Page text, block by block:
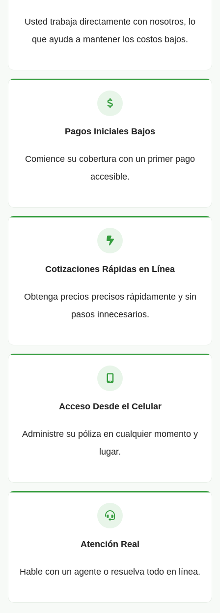
Usted trabaja directamente con nosotros, lo
que ayuda a mantener los costos bajos.
Pagos Iniciales Bajos
Comience su cobertura con un primer pago
accesible.
Cotizaciones Rápidas en Línea
Obtenga precios precisos rápidamente y sin
pasos innecesarios.
Acceso Desde el Celular
Administre su póliza en cualquier momento y
lugar.
Atención Real
Hable con un agente o resuelva todo en línea.